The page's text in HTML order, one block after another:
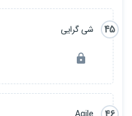
45 شی گرایی